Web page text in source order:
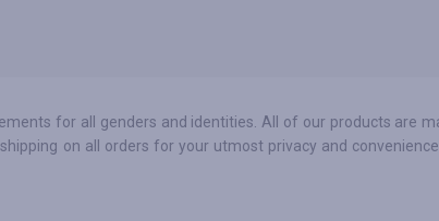
for all genders and identities. All of our products are
on all orders for your utmost privacy and